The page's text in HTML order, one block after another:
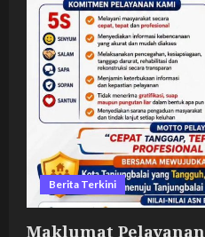
Berita Terkini
Maklumat Pelayanan